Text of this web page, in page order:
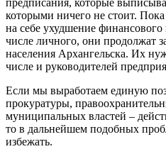
предписания, которые
которыми ничего не стоит.
на себе ухудшение
числе личного, они продолжат
населения Архангельска. Их
числе и руководителей
Если мы выработаем единую
прокуратуры,
муниципальных властей –
то в дальнейшем подобных
избежать.